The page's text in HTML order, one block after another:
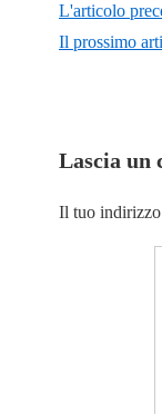
L'articolo
Il prossimo
Lascia un
Il tuo indirizzo